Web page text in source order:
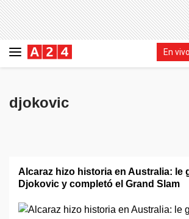
En vivo
djokovic
Alcaraz hizo historia en Australia: le
Djokovic y completó el Grand Slam